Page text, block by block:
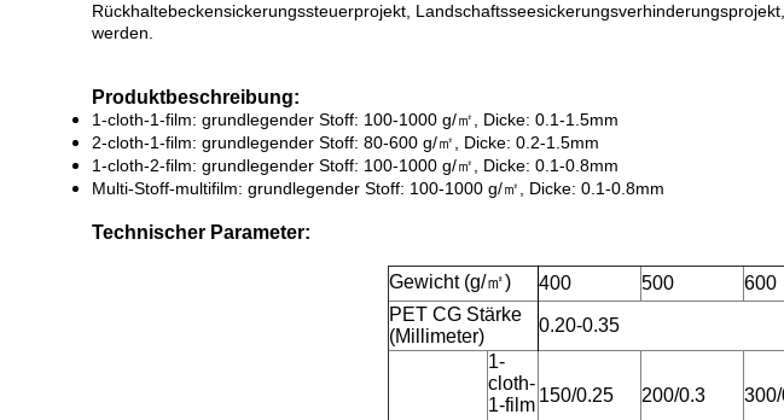
Rückhaltebeckensickerungssteuerprojekt,
werden.
Produktbeschreibung:
1-cloth-1-film: grundlegender Stoff: 100-1000 g/㎡, Dicke: 0.1-1.5mm
2-cloth-1-film: grundlegender Stoff: 80-600 g/㎡, Dicke: 0.2-1.5mm
1-cloth-2-film: grundlegender Stoff: 100-1000 g/㎡, Dicke: 0.1-0.8mm
Multi-Stoff-multifilm: grundlegender Stoff: 100-1000 g/㎡, Dicke: 0.1-0.8mm
Technischer Parameter:
Gewicht (g/㎡) 400 500 600
PET CG Stärke
(Millimeter)
0.20-0.35
1-
cloth-
1-film 150/0.25 200/0.3